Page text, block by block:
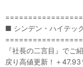
■ シンデン・ハイテッ
『社長の二言目』でご紹
戻り高値更新！＋47.93